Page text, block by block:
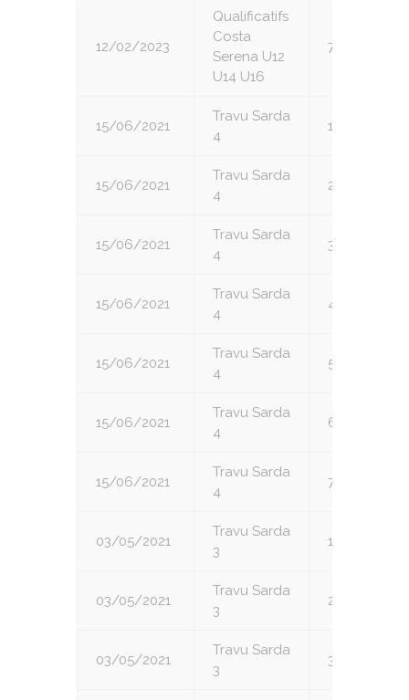
12/02/2023
Qualificatifs
Costa
Serena U12
U14 U16
7
15/06/2021
Travu Sarda
4
1
15/06/2021
Travu Sarda
4
2
15/06/2021
Travu Sarda
4
3
15/06/2021
Travu Sarda
4
4
15/06/2021
Travu Sarda
4
5
15/06/2021
Travu Sarda
4
6
15/06/2021
Travu Sarda
4
7
03/05/2021
Travu Sarda
3
1
03/05/2021
Travu Sarda
3
2
03/05/2021
Travu Sarda
3
3